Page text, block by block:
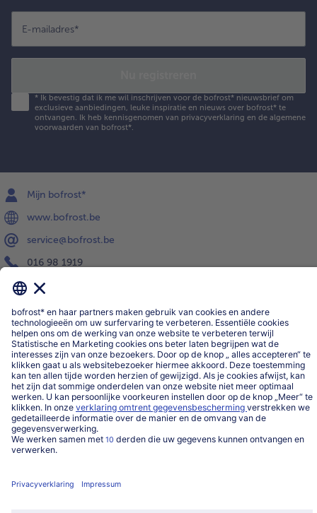
E-mailadres*
* Ik bevestig dat ik me wil inschrijven voor de bofrost* nieuwsbrief om
exclusieve aanbiedingen, leuke inspiratie en nieuws over bofrost* te
ontvangen. Ik heb kennisgenomen van privacyverklaring en de algemene
voorwaarden van bofrost*.
Mijn bofrost*
www.bofrost.be
service@bofrost.be
016 98 1919
Service
Over ons
Categorieën